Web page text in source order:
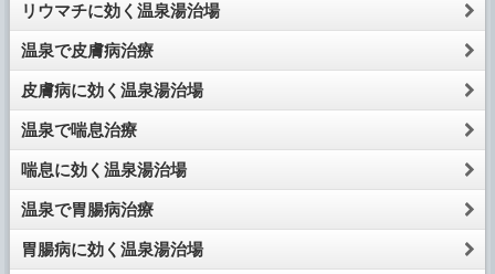
リウマチに効く温泉湯治場
温泉で皮膚病治療
皮膚病に効く温泉湯治場
温泉で喘息治療
喘息に効く温泉湯治場
温泉で胃腸病治療
胃腸病に効く温泉湯治場